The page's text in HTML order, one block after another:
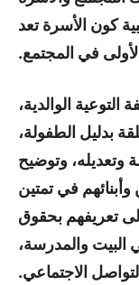
كون الأسرة تعد
الأولى في المجتمع.
الوالدية،
بدليل الطفولة،
وتعديله، وتوضيح
وأبنائهم في تمتين
تعريفهم بحقوق
البيت والمدرسة،
الاجتماعي.